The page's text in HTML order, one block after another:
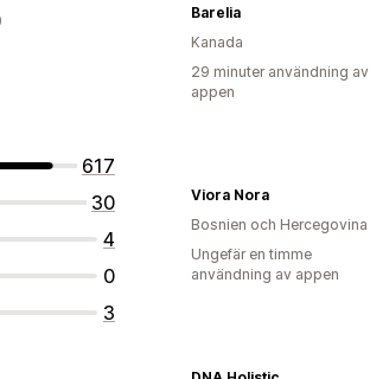
617
30
4
0
3
Barelia
Kanada
29 minuter användning av
appen
Viora Nora
Bosnien och Hercegovina
Ungefär en timme
användning av appen